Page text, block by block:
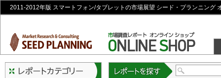
2011-2012年版 スマートフォン/タブレットの市場展望 シード・プランニング